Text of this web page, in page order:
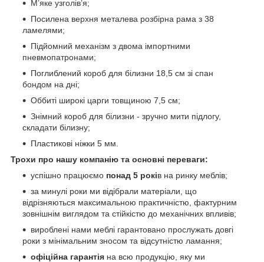
М’яке узголів’я;
Посилена верхня металева розбірна рама з 38
ламелями;
Підйомний механізм з двома імпортними
пневмопатронами;
Поглиблений короб для білизни 18,5 см зі спан
бондом на дні;
Оббиті широкі царги товщиною 7,5 см;
Знімний короб для білизни - зручно мити підлогу,
складати білизну;
Пластикові ніжки 5 мм.
Трохи про нашу компанію та основні переваги:
успішно працюємо понад 5 років на ринку меблів;
за минулі роки ми відібрали матеріали, що
відрізняються максимальною практичністю, фактурним
зовнішнім виглядом та стійкістю до механічних впливів;
вироблені нами меблі гарантовано прослужать довгі
роки з мінімальним зносом та відсутністю ламання;
офіційна гарантія на всю продукцію, яку ми